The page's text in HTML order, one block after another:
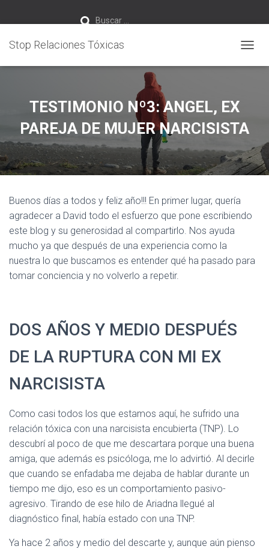
Buscar …
Stop Relaciones Tóxicas
TESTIMONIO Nº3: ANGEL, EX
PAREJA DE MUJER NARCISISTA
Buenos días a todos y feliz año!!! En primer lugar, quería
agradecer a David todo el esfuerzo que pone escribiendo
este blog y su generosidad al compartirlo. Nos ayuda
mucho ya que después de una experiencia como la
nuestra lo que buscamos es entender qué ha pasado para
tomar conciencia y no volverlo a repetir.
DOS AÑOS Y MEDIO DESPUÉS
DE LA RUPTURA CON MI EX
NARCISISTA
Como casi todos los que estamos aquí, he sufrido una
relación tóxica con una narcisista encubierta (TNP). Lo
descubrí al poco de que me descartara porque una buena
amiga, que además es psicóloga, me lo advirtió. Al decirle
que cuando se enfadaba me dejaba de hablar durante un
tiempo me dijo, eso es un comportamiento pasivo-
agresivo. Tirando de ese hilo de Ariadna llegué al
diagnóstico final, había estado con una TNP.
Ya hace 2 años y medio del descarte y, aunque aún pienso